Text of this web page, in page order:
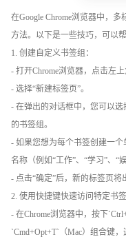
在Google Chrome浏览器中，
方法。以下是一些技巧，可以
1. 创建自定义书签组：
- 打开Chrome浏览器，点击左
- 选择“新建标签页”。
- 在弹出的对话框中，您可以
的书签组。
- 如果您想为每个书签创建一
名称（例如“工作”、“学习”、“
- 点击“确定”后，新的标签页将
2. 使用快捷键快速访问特定书签
- 在Chrome浏览器中，按下
`Cmd+Opt+T`（Mac）组合键，